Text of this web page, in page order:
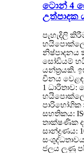
ටොන් 4
උත්පාදක
පැහැදිලි
නිෂ්පාදනය
සෝඩියම්
යන්ත්‍රයකි.
චීනය වෙළඳ
1
පාරිභෝගික
සහතිකය:
තාක්ෂණික
සාන්ද්‍රණය:
ජලය ලුණු